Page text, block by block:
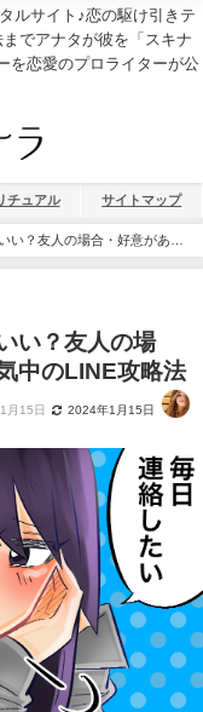
ルサイト♪恋の駆け引きテ
でアナタが彼を「スキナ
を恋愛のプロライターが公
チュアル サイトマップ
い？友人の場合・好意がある
い？友人の場
中のLINE攻略法
月15日 2024年1月15日